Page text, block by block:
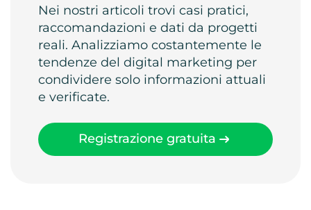
Nei nostri articoli trovi casi pratici,
raccomandazioni e dati da progetti
reali. Analizziamo costantemente le
tendenze del digital marketing per
condividere solo informazioni attuali
e verificate.
Registrazione gratuita